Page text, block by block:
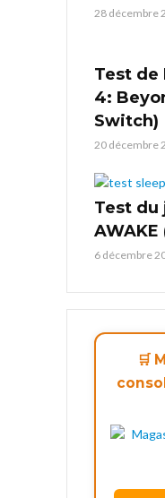
28 décembre
Test de
4:
Switch)
20 décembre
Test du
AWAKE
6 décembre
🛒